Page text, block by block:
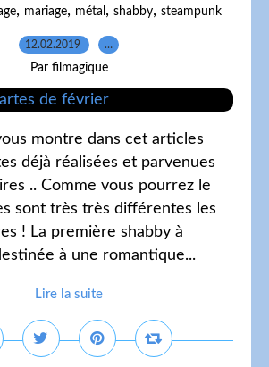
, mariage, métal , shabby, steampunk
12.02.2019 …
Par filmagique
montre dans cet articles
déjà réalisées et parvenues
.. Comme vous pourrez le
sont très très différentes les
! La première shabby à
à une romantique...
Lire la suite